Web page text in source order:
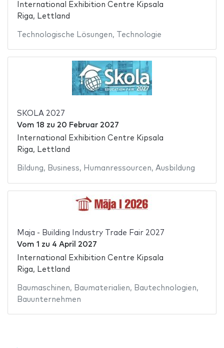
International Exhibition Centre Kipsala
Riga, Lettland
Technologische Lösungen, Technologie
SKOLA 2027
Vom 18 zu 20 Februar 2027
International Exhibition Centre Kipsala
Riga, Lettland
Bildung, Business, Humanressourcen, Ausbildung
Maja - Building Industry Trade Fair 2027
Vom 1 zu 4 April 2027
International Exhibition Centre Kipsala
Riga, Lettland
Baumaschinen, Baumaterialien, Bautechnologien,
Bauunternehmen